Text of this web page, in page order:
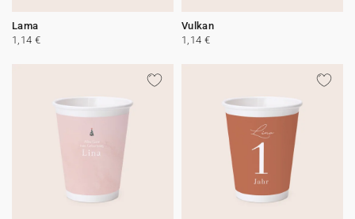
Lama
1,14 €
Vulkan
1,14 €